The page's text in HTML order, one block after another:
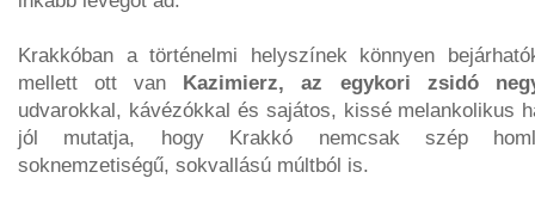
Krakkóban a történelmi helyszínek könnyen
mellett ott van Kazimierz, az egykori zsidó
udvarokkal, kávézókkal és sajátos, kissé melankolikus
jól mutatja, hogy Krakkó nemcsak szép
soknemzetiségű, sokvallású múltból is.